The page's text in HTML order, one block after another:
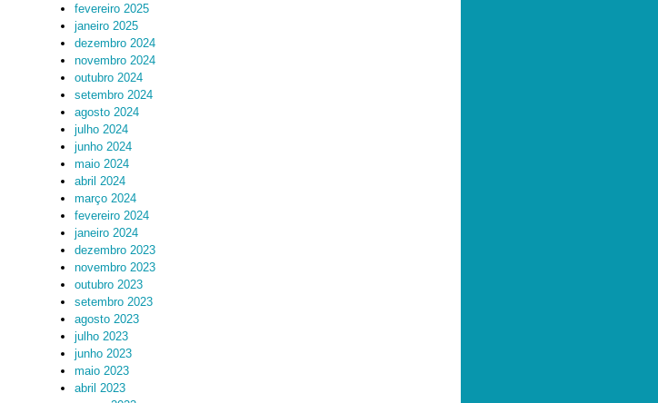
fevereiro 2025
janeiro 2025
dezembro 2024
novembro 2024
outubro 2024
setembro 2024
agosto 2024
julho 2024
junho 2024
maio 2024
abril 2024
março 2024
fevereiro 2024
janeiro 2024
dezembro 2023
novembro 2023
outubro 2023
setembro 2023
agosto 2023
julho 2023
junho 2023
maio 2023
abril 2023